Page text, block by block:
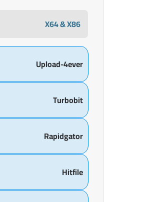
X64 & X86
Upload-4ever
Turbobit
Rapidgator
Hitfile